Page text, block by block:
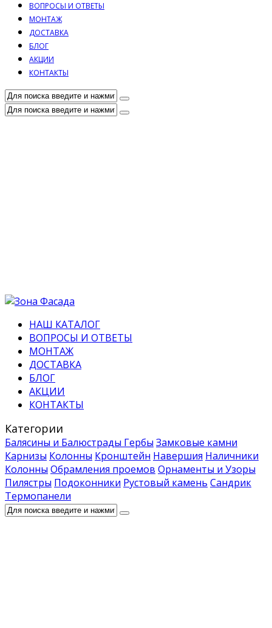
ВОПРОСЫ И ОТВЕТЫ
МОНТАЖ
ДОСТАВКА
БЛОГ
АКЦИИ
КОНТАКТЫ
НАШ КАТАЛОГ
ВОПРОСЫ И ОТВЕТЫ
МОНТАЖ
ДОСТАВКА
БЛОГ
АКЦИИ
КОНТАКТЫ
Категории
Балясины и Балюстрады Гербы Замковые камни
Карнизы Колонны Кронштейн Навершия Наличники
Колонны Обрамления проемов Орнаменты и Узоры
Пилястры Подоконники Рустовый камень Сандрик
Термопанели